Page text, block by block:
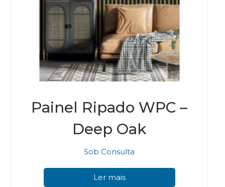
Painel Ripado WPC –
Deep Oak
Sob Consulta
Ler mais